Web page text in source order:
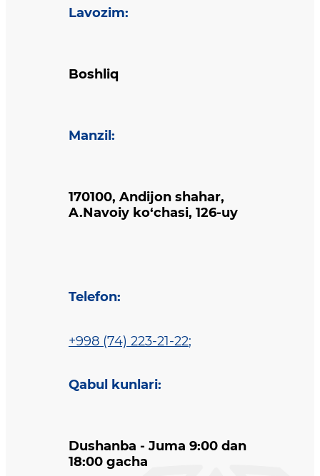
Lavozim:
Boshliq
Manzil :
170100, Andijon shahar,
A.Navoiy ko‘chasi, 126-uy
Telefon:
+998 (74) 223-21-22;
Qabul kunlari:
Dushanba - Juma 9:00 dan
18:00 gacha